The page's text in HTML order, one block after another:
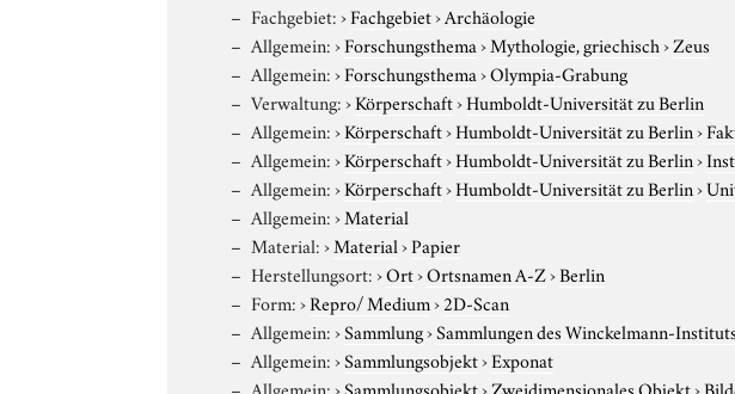
Fachgebiet:›Fachgebiet›Archäologie
Allgemein:›Forschungsthema›Mythologie, griechisch›Zeus
Allgemein:›Forschungsthema›Olympia-Grabung
Verwaltung:›Körperschaft›Humboldt-Universität zu Berlin
Allgemein:›Körperschaft›Humboldt-Universität zu Berlin›
Allgemein:›Körperschaft›Humboldt-Universität zu Berlin›
Allgemein:›Körperschaft›Humboldt-Universität zu Berlin›
Allgemein:›Material
Material:›Material›Papier
Herstellungsort:›Ort›Ortsnamen A-Z›Berlin
Form:›Repro/ Medium›2D-Scan
Allgemein:›Sammlung›Sammlungen des Winckelmann-Instituts
Allgemein:›Sammlungsobjekt›Exponat
Allgemein:›Sammlungsobjekt›Zweidimensionales Objekt›